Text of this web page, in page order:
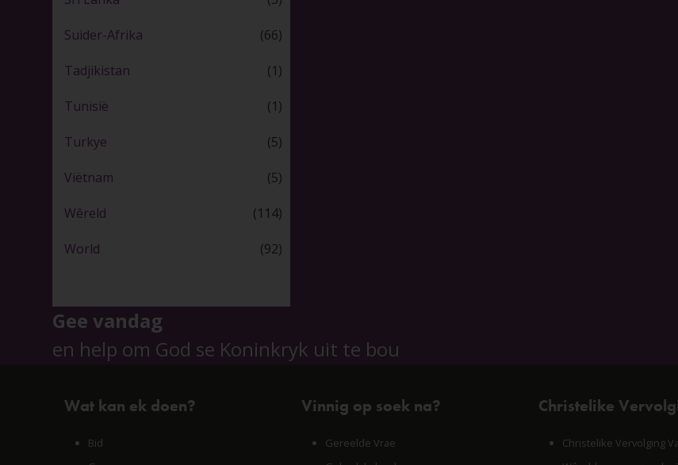
Suider-Afrika (66)
Tadjikistan (1)
Tunisië (1)
Turkye (5)
Viëtnam (5)
Wêreld (114)
World (92)
Gee vandag
en help om God se Koninkryk uit te bou
Wat kan ek doen?
Bid
Vinnig op soek na?
Gereelde Vrae
Christelike
Christelike Vervolging